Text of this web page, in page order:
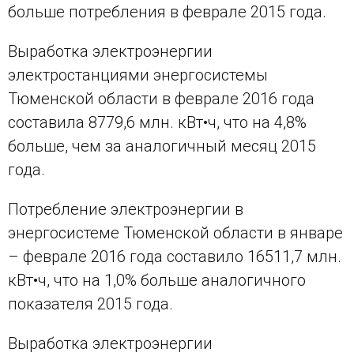
больше потребления в феврале 2015 года.
Выработка электроэнергии
электростанциями энергосистемы
Тюменской области в феврале 2016 года
составила 8779,6 млн. кВт•ч, что на 4,8%
больше, чем за аналогичный месяц 2015
года.
Потребление электроэнергии в
энергосистеме Тюменской области в январе
– феврале 2016 года составило 16511,7 млн.
кВт•ч, что на 1,0% больше аналогичного
показателя 2015 года.
Выработка электроэнергии